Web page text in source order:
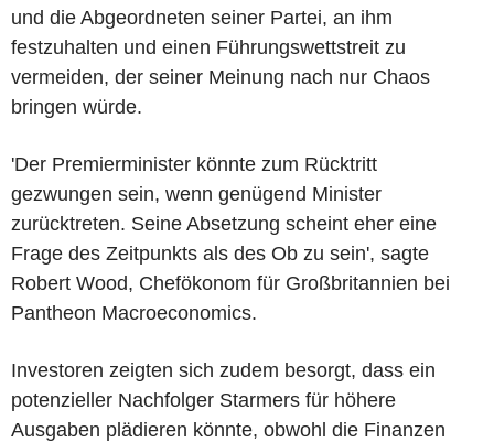
und die Abgeordneten seiner Partei, an ihm
festzuhalten und einen Führungswettstreit zu
vermeiden, der seiner Meinung nach nur Chaos
bringen würde.
'Der Premierminister könnte zum Rücktritt
gezwungen sein, wenn genügend Minister
zurücktreten. Seine Absetzung scheint eher eine
Frage des Zeitpunkts als des Ob zu sein', sagte
Robert Wood, Chefökonom für Großbritannien bei
Pantheon Macroeconomics.
Investoren zeigten sich zudem besorgt, dass ein
potenzieller Nachfolger Starmers für höhere
Ausgaben plädieren könnte, obwohl die Finanzen